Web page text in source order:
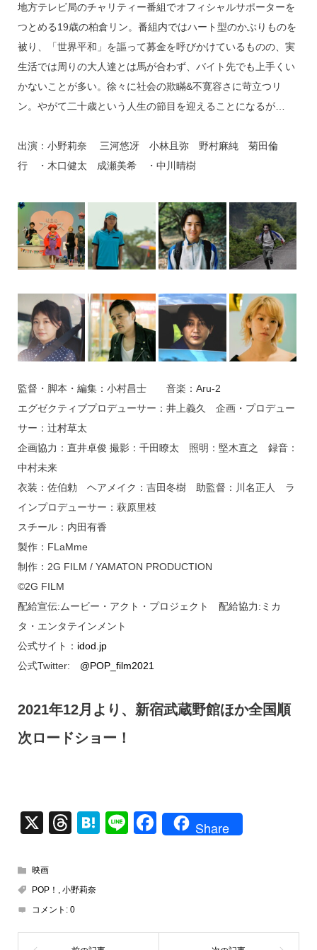
地方テレビ局のチャリティー番組でオフィシャルサポーターを
つとめる19歳の柏倉リン。番組内ではハート型のかぶりものを
被り、「世界平和」を謳って募金を呼びかけているものの、実
生活では周りの大人達とは馬が合わず、バイト先でも上手くい
かないことが多い。徐々に社会の欺瞞&不寛容さに苛立つリ
ン。やがて二十歳という人生の節目を迎えることになるが…
出演：小野莉奈 三河悠冴 小林且弥 野村麻純 菊田倫
行 ・木口健太 成瀬美希 ・中川晴樹
監督・脚本・編集：小村昌士 音楽：Aru-2
エグゼクティブプロデューサー：井上義久 企画・プロデュー
サー：辻村草太
企画協力：直井卓俊 撮影：千田瞭太 照明：堅木直之 録音：
中村未来
衣装：佐伯勅 ヘアメイク：吉田冬樹 助監督：川名正人 ラ
インプロデューサー：萩原里枝
スチール：内田有香
製作：FLaMme
制作：2G FILM / YAMATON PRODUCTION
©2G FILM
配給宣伝:ムービー・アクト・プロジェクト 配給協力:ミカ
タ・エンタテインメント
公式サイト： idod.jp
公式Twitter: @POP_film2021
2021年12月より、新宿武蔵野館ほか全国順
次ロードショー！
X
T
a
d
s
H
Li
F
o
Share
映画
POP！ , 小野莉奈
コメント: 0